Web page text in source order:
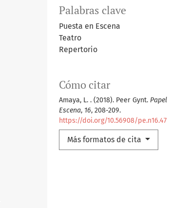
Palabras clave
Puesta en Escena
Teatro
Repertorio
Cómo citar
Amaya, L. . (2018). Peer Gynt. Papel
Escena, 16, 208-209.
https://doi.org/10.56908/pe.n16.47
Más formatos de cita